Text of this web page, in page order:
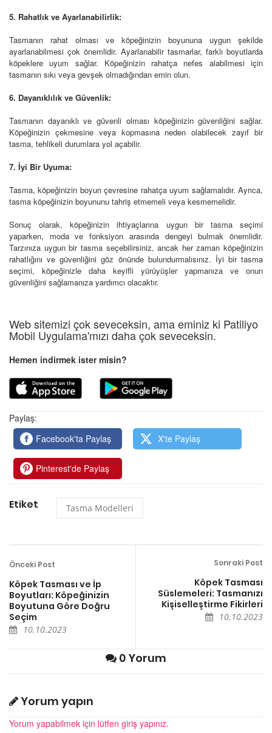
5. Rahatlık ve Ayarlanabilirlik:
Tasmanın rahat olması ve köpeğinizin boyununa uygun şekilde
ayarlanabilmesi çok önemlidir. Ayarlanabilir tasmarlar, farklı boyutlarda
köpeklere uyum sağlar. Köpeğinizin rahatça nefes alabilmesi için
tasmanın sıkı veya gevşek olmadığından emin olun.
6. Dayanıklılık ve Güvenlik:
Tasmanın dayanıklı ve güvenli olması köpeğinizin güvenliğini sağlar.
Köpeğinizin çekmesine veya kopmasına neden olabilecek zayıf bir
tasma, tehlikeli durumlara yol açabilir.
7. İyi Bir Uyuma:
Tasma, köpeğinizin boyun çevresine rahatça uyum sağlamalıdır. Ayrıca,
tasma köpeğinizin boyununu tahriş etmemeli veya kesmemelidir.
Sonuç olarak, köpeğinizin ihtiyaçlarına uygun bir tasma seçimi
yaparken, moda ve fonksiyon arasında dengeyi bulmak önemlidir.
Tarzınıza uygun bir tasma seçebilirsiniz, ancak her zaman köpeğinizin
rahatlığını ve güvenliğini göz önünde bulundurmalısınız. İyi bir tasma
seçimi, köpeğinizle daha keyifli yürüyüşler yapmanıza ve onun
güvenliğini sağlamanıza yardımcı olacaktır.
Web sitemizi çok seveceksin, ama eminiz ki Patiliyo
Mobil Uygulama'mızı daha çok seveceksin.
Hemen indirmek ister misin?
Paylaş:
Facebook'ta Paylaş
X'te Paylaş
Pinterest'de Paylaş
Etiket Tasma Modelleri
Önceki Post
Köpek Tasması ve İp
Boyutları: Köpeğinizin
Boyutuna Göre Doğru
Seçim
10.10.2023
Sonraki Post
Köpek Tasması
Süslemeleri: Tasmanızı
Kişiselleştirme Fikirleri
10.10.2023
0 Yorum
Yorum yapın
Yorum yapabilmek için lütfen giriş yapınız.